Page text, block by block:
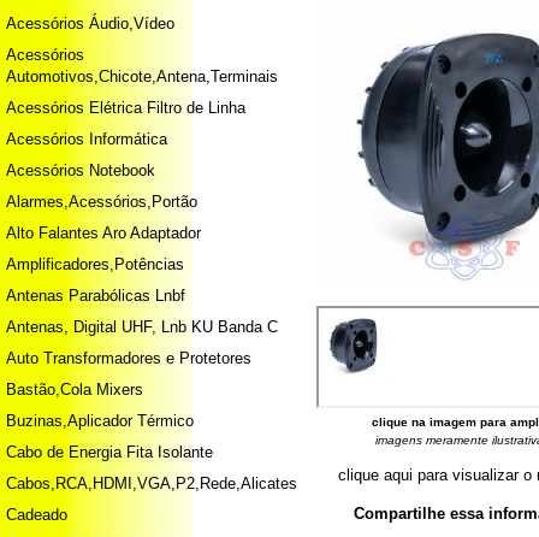
Acessórios Áudio,Vídeo
Acessórios
Automotivos,Chicote,Antena,Terminais
Acessórios Elétrica Filtro de Linha
Acessórios Informática
Acessórios Notebook
Alarmes,Acessórios,Portão
Alto Falantes Aro Adaptador
Amplificadores,Potências
Antenas Parabólicas Lnbf
Antenas, Digital UHF, Lnb KU Banda C
Auto Transformadores e Protetores
Bastão,Cola Mixers
Buzinas,Aplicador Térmico
Cabo de Energia Fita Isolante
Cabos,RCA,HDMI,VGA,P2,Rede,Alicates
Cadeado
clique na imagem para
imagens meramente
clique aqui para visualizar o
Compartilhe essa